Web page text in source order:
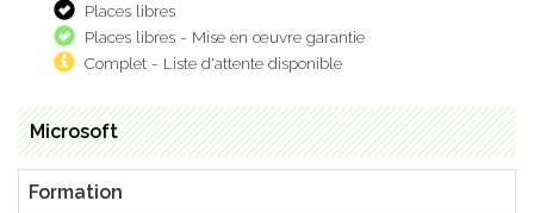
Places libres
Places libres - Mise en œuvre garantie
Complet - Liste d'attente disponible
Microsoft
Formation